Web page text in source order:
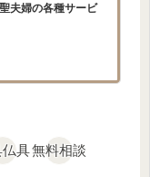
夫婦の各種サービ
具無料相談